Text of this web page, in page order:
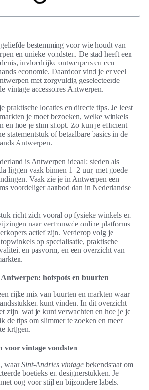
bestemming voor wie houdt van
en unieke vondsten. De stad heeft een
invloedrijke ontwerpers en een
economie. Daardoor vind je er veel
met zorgvuldig geselecteerde
vintage accessoires Antwerpen.
praktische locaties en directe tips. Je leest
je moet bezoeken, welke winkels
en hoe je slim shopt. Zo kun je efficiënt
statementstuk of betaalbare basics in de
Antwerpen.
is Antwerpen ideaal: steden als
liggen vaak binnen 1–2 uur, met goede
Vaak zie je in Antwerpen een
voordeliger aanbod dan in Nederlandse
richt zich vooral op fysieke winkels en
naar vertrouwde online platforms
actief zijn. Verderop volg je
op specialisatie, praktische
en pasvorm, en een overzicht van
hotspots en buurten
rijke mix van buurten en markten waar
kunt vinden. In dit overzicht
zijn, wat je kunt verwachten en hoe je je
de tips om slimmer te zoeken en meer
krijgen.
voor vintage vondsten
waarSint-Andries vintage bekendstaat om
boetieks en designerstukken. Je
oog voor stijl en bijzondere labels.